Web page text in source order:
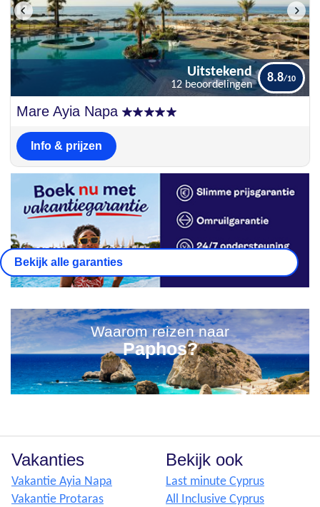
Mare Ayia Napa
Uitstekend
12 beoordelingen
8.8
Info & prijzen
Bekijk alle garanties
Waarom reizen naar
Paphos?
Vakanties
Vakantie Ayia Napa
Vakantie Protaras
Bekijk ook
Last minute Cyprus
All Inclusive Cyprus